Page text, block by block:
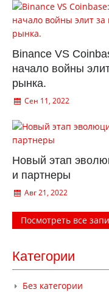
Binance VS
начало войны
рынка.
Сен 11, 2022
Новый этап
и партнеры
Авг 21, 2022
Посмотреть все
Категории
Без категории